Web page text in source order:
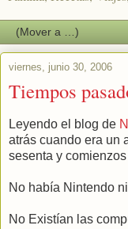
viernes, junio 30, 2006
Tiempos
Leyendo el blog de
atrás cuando era un
sesenta y
No había Nintendo
No Existían las